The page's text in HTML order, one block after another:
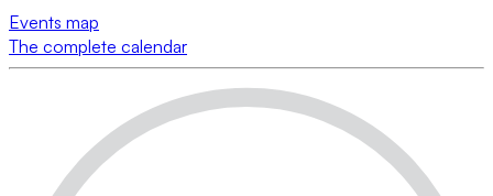
Events map
The complete calendar